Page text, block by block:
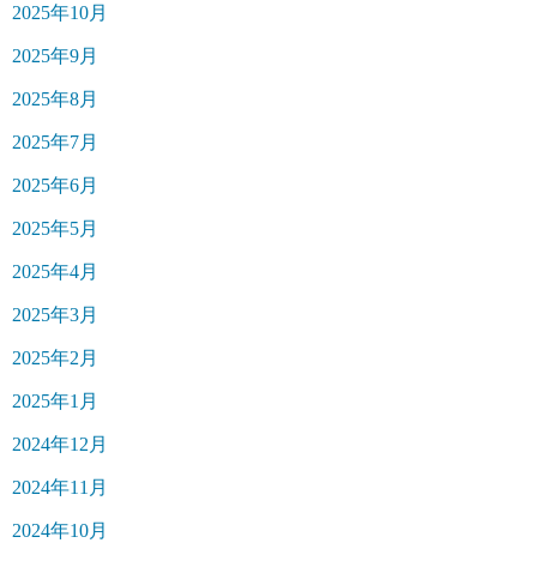
2025年10月
2025年9月
2025年8月
2025年7月
2025年6月
2025年5月
2025年4月
2025年3月
2025年2月
2025年1月
2024年12月
2024年11月
2024年10月